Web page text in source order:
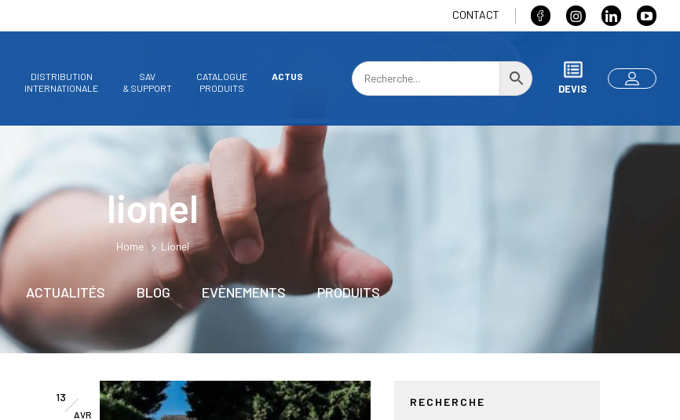
CONTACT
DISTRIBUTION
INTERNATIONALE
SAV
& SUPPORT
CATALOGUE
PRODUITS
ACTUS
DEVIS
lionel
Home Lionel
ACTUALITÉS BLOG EVÈNEMENTS PRODUITS
RECHERCHE
13
AVR